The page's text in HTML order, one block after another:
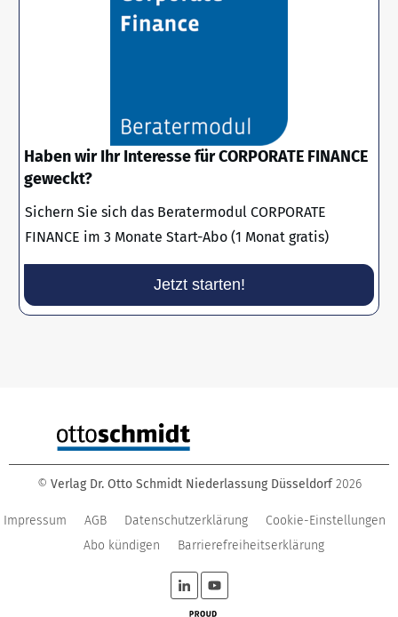
Haben wir Ihr Interesse für CORPORATE FINANCE
geweckt?
Sichern Sie sich das Beratermodul CORPORATE
FINANCE im 3 Monate Start-Abo (1 Monat gratis)
Jetzt starten!
© Verlag Dr. Otto Schmidt Niederlassung Düsseldorf 2026
Impressum AGB Datenschutzerklärung
Cookie-Einstellungen
Abo kündigen
Barrierefreiheitserklärung